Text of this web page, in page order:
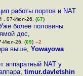
работы портов и NAT
, 07-Июл-26, (67)
более половины
дос,
Июл-26, (69) –2
выше,Yowayowa
аппаратный NAT у
, timur.davletshin